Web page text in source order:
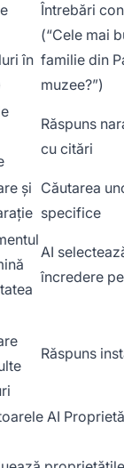
în
Întrebări
(“Cele mai
familie din
muzee?”)
Răspuns
cu citări
și Căutarea
specifice
AI
încredere
Răspuns
AI